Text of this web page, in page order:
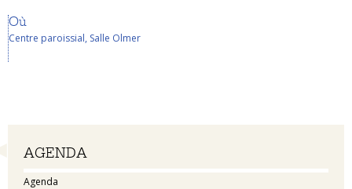
Navigation
AGENDA
Agenda
Où
Centre paroissial, Salle Olmer